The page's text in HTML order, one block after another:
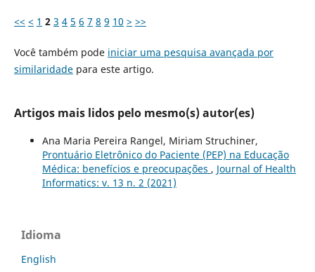
<< < 1 2 3 4 5 6 7 8 9 10 > >>
Você também pode iniciar uma pesquisa avançada por
similaridadepara este artigo.
Artigos mais lidos pelo mesmo(s) autor(es)
Ana Maria Pereira Rangel, Miriam Struchiner,
Prontuário Eletrônico do Paciente (PEP) na Educação
Médica: benefícios e preocupações , Journal of Health
Informatics: v. 13 n. 2 (2021)
Idioma
English